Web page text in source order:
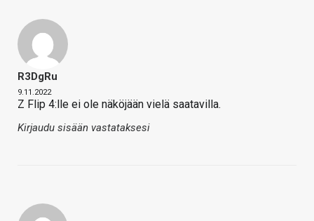
R3DgRu
9.11.2022
Z Flip 4:lle ei ole näköjään vielä saatavilla.
Kirjaudu sisään vastataksesi